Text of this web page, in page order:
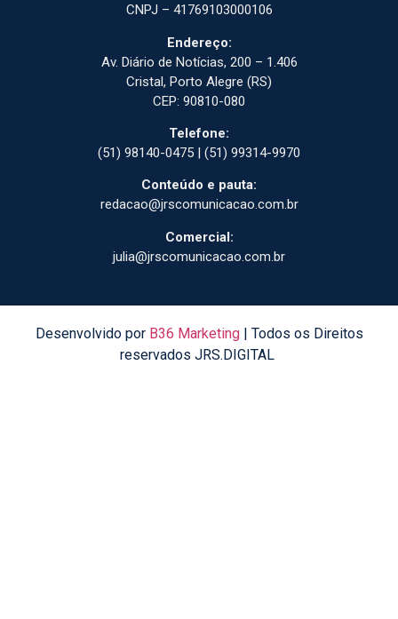
CNPJ – 41769103000106
Endereço:
Av. Diário de Notícias, 200 – 1.406
Cristal, Porto Alegre (RS)
CEP: 90810-080
Telefone:
(51) 98140-0475 | (51) 99314-9970
Conteúdo e pauta:
redacao@jrscomunicacao.com.br
Comercial:
julia@jrscomunicacao.com.br
Desenvolvido por B36 Marketing| Todos os Direitos
reservados JRS.DIGITAL